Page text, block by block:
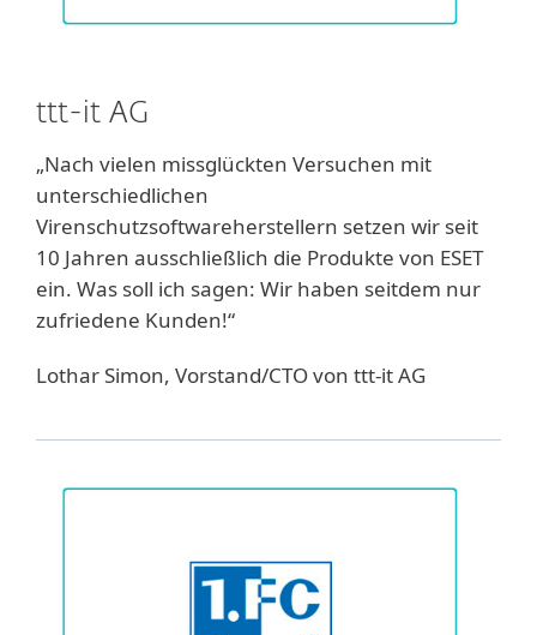
ttt-it AG
„Nach vielen missglückten Versuchen mit
unterschiedlichen
Virenschutzsoftwareherstellern setzen wir seit
10 Jahren ausschließlich die Produkte von ESET
ein. Was soll ich sagen: Wir haben seitdem nur
zufriedene Kunden!“
Lothar Simon, Vorstand/CTO von ttt-it AG